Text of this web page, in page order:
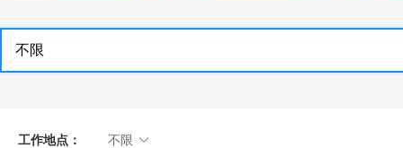
工作地点： 不限